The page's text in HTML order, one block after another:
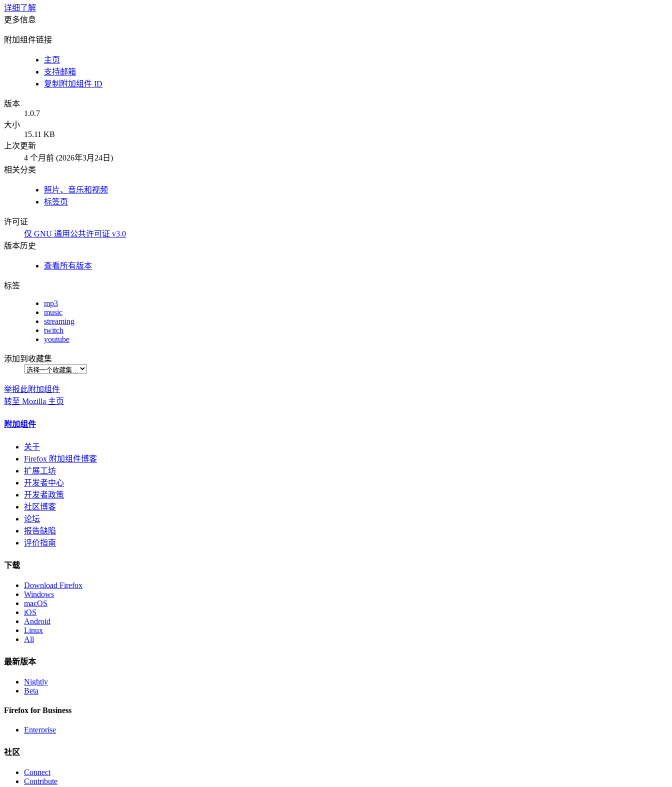
详细了解
更多信息
附加组件链接
主页
支持邮箱
复制附加组件 ID
版本
1.0.7
大小
15.11 KB
上次更新
4 个月前 (2026年3月24日)
相关分类
照片、音乐和视频
标签页
许可证
仅 GNU 通用公共许可证 v3.0
版本历史
查看所有版本
标签
mp3
music
streaming
twitch
youtube
添加到收藏集
举报此附加组件
转至 Mozilla 主页
附加组件
关于
Firefox 附加组件博客
扩展工坊
开发者中心
开发者政策
社区博客
论坛
报告缺陷
评价指南
下载
Download Firefox
Windows
macOS
iOS
Android
Linux
All
最新版本
Nightly
Beta
Firefox for Business
Enterprise
社区
Connect
Contribute